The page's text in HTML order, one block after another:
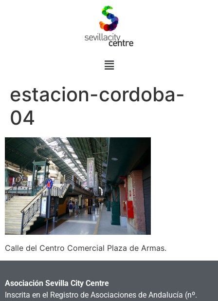
estacion-cordoba-
04
Calle del Centro Comercial Plaza de Armas.
Asociación Sevilla City Centre
Inscrita en el Registro de Asociaciones de Andalucía (nº.